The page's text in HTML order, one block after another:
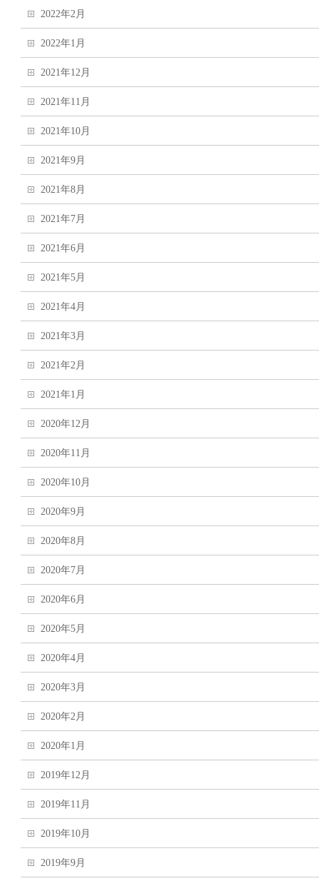
2022年2月
2022年1月
2021年12月
2021年11月
2021年10月
2021年9月
2021年8月
2021年7月
2021年6月
2021年5月
2021年4月
2021年3月
2021年2月
2021年1月
2020年12月
2020年11月
2020年10月
2020年9月
2020年8月
2020年7月
2020年6月
2020年5月
2020年4月
2020年3月
2020年2月
2020年1月
2019年12月
2019年11月
2019年10月
2019年9月